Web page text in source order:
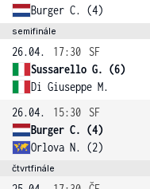
Burger C. (4)
semifinále
26.04. 17:30
SF
Sussarello G. (6)
Di Giuseppe M.
26.04.
15:30
SF
Burger C. (4)
Orlova N. (2)
čtvrtfinále